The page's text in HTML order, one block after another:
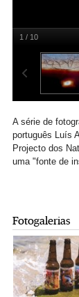
1 / 10
A série de
português Luís
Projecto dos
uma "fonte de
Fotogalerias